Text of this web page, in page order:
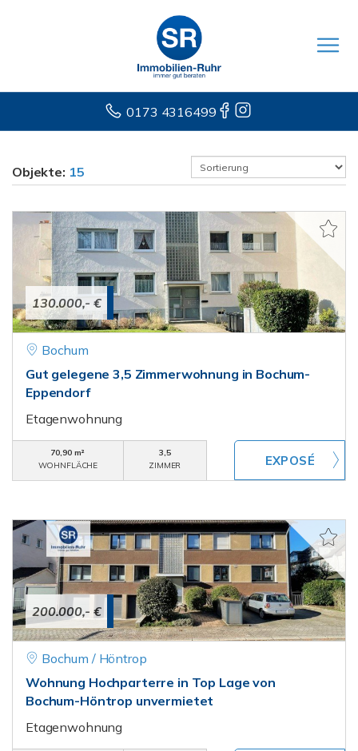
0173 4316499
Objekte: 15
130.000,- €
Bochum
Gut gelegene 3,5 Zimmerwohnung in Bochum-
Eppendorf
Etagenwohnung
70,90 m²
WOHNFLÄCHE
3,5
ZIMMER
200.000,- €
Bochum / Höntrop
Wohnung Hochparterre in Top Lage von
Bochum-Höntrop unvermietet
Etagenwohnung